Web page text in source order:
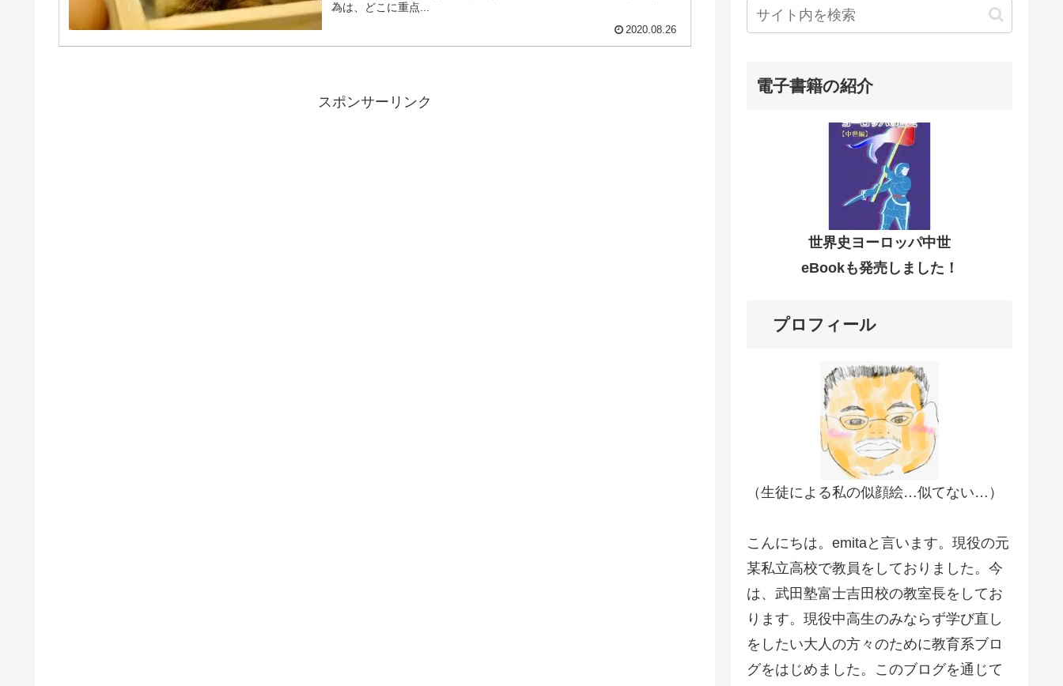
為は、どこに重点...
2020.08.26
スポンサーリンク
電子書籍の紹介
世界史ヨーロッパ中世
eBookも発売しました！
プロフィール
（生徒による私の似顔絵…似てない…）
こんにちは。emitaと言います。現役の元
某私立高校で教員をしておりました。今
は、武田塾富士吉田校の教室長をしてお
ります。現役中高生のみならず学び直し
をしたい大人の方々のために教育系ブロ
グをはじめました。このブログを通じて